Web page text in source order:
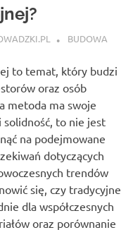
BUDOWA
to temat, który budzi
oraz osób
metoda ma swoje
solidność, to nie jest
na podejmowane
dotyczących
trendów
się, czy tradycyjne
dla współczesnych
oraz porównanie